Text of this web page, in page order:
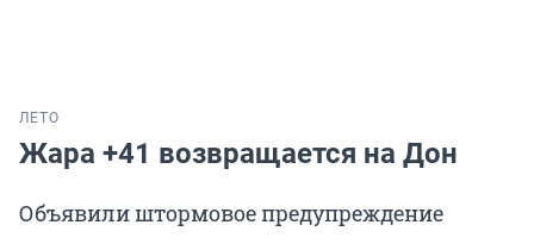
ЛЕТО
Жара +41 возвращается на Дон
Объявили штормовое предупреждение